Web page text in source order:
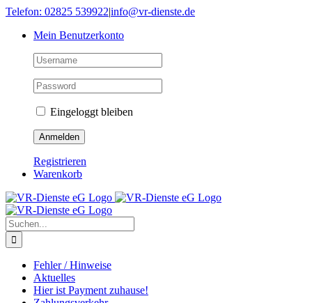
Skip
content
Telefon: 02825 539922|info@vr-dienste.de
Mein Benutzerkonto
Eingeloggt bleiben
Registrieren
Warenkorb
Suche
nach:
Fehler / Hinweise
Aktuelles
Hier ist Payment zuhause!